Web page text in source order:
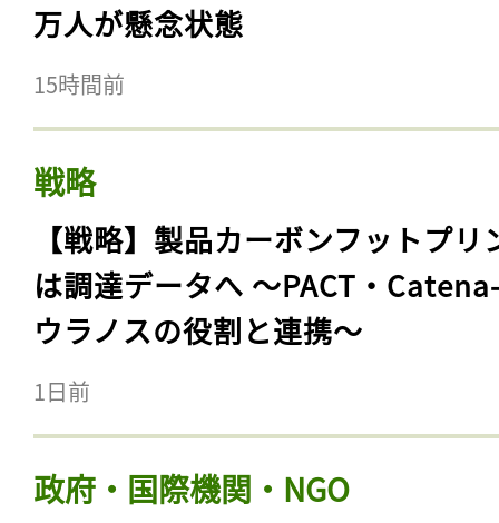
万人が懸念状態
15時間前
戦略
【戦略】製品カーボンフットプリ
は調達データへ 〜PACT・
ウラノスの役割と連携〜
1日前
政府・国際機関・NGO